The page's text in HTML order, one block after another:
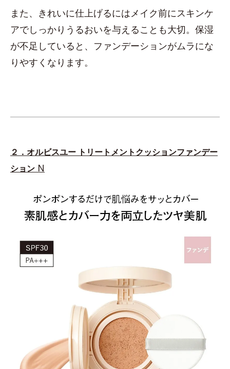
また、きれいに仕上げるにはメイク前にスキンケ
アでしっかりうるおいを与えることも大切。保湿
が不足していると、ファンデーションがムラにな
りやすくなります。
２．オルビスユー トリートメントクッションファンデー
ション N